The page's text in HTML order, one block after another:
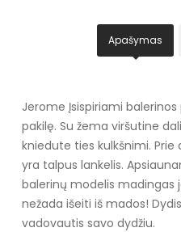
Apašymas
Jerome Įsispiriami
pakilę. Su žema viršutine
kniedute ties kulkšnimi. Prie
yra talpus lankelis.
balerinų modelis madingas
nežada išeiti iš mados!
vadovautis savo dydžiu.